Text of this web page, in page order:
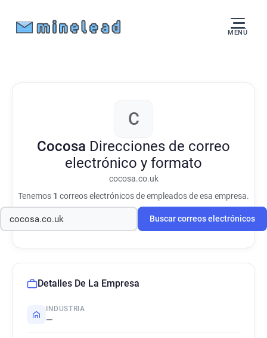
MENÚ
C
Cocosa Direcciones de correo
electrónico y formato
cocosa.co.uk
Tenemos 1 correos electrónicos de empleados de esa empresa.
Buscar correos electrónicos
Detalles De La Empresa
INDUSTRIA
—